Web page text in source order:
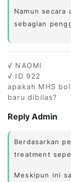
Namun secara
sebagian
√ NAOMI
√ ID 922
apakah MHS
baru dibilas?
Reply Admin
Berdasarkan
treatment
Meskipun ini